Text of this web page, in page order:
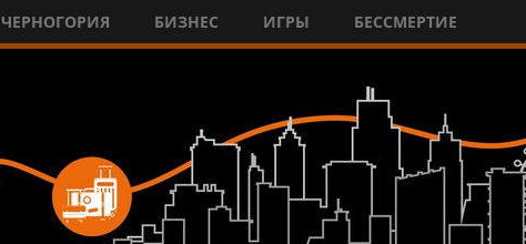
ЧЕРНОГОРИЯ БИЗНЕС ИГРЫ БЕССМЕРТИЕ